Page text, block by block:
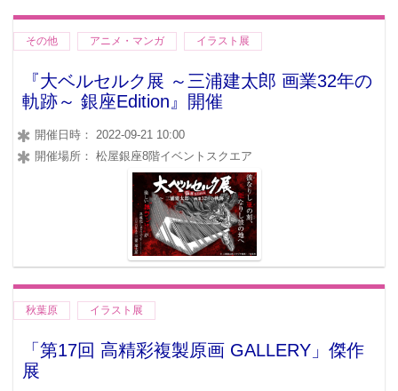
その他 アニメ・マンガ イラスト展
『大ベルセルク展 ～三浦建太郎 画業32年の
軌跡～ 銀座Edition』開催
開催日時： 2022-09-21 10:00
開催場所： 松屋銀座8階イベントスクエア
秋葉原 イラスト展
「第17回 高精彩複製原画 GALLERY」傑作
展